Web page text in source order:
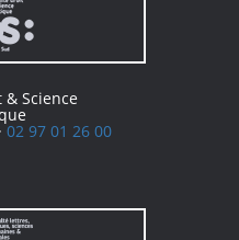
& Science
02 97 01 26 00